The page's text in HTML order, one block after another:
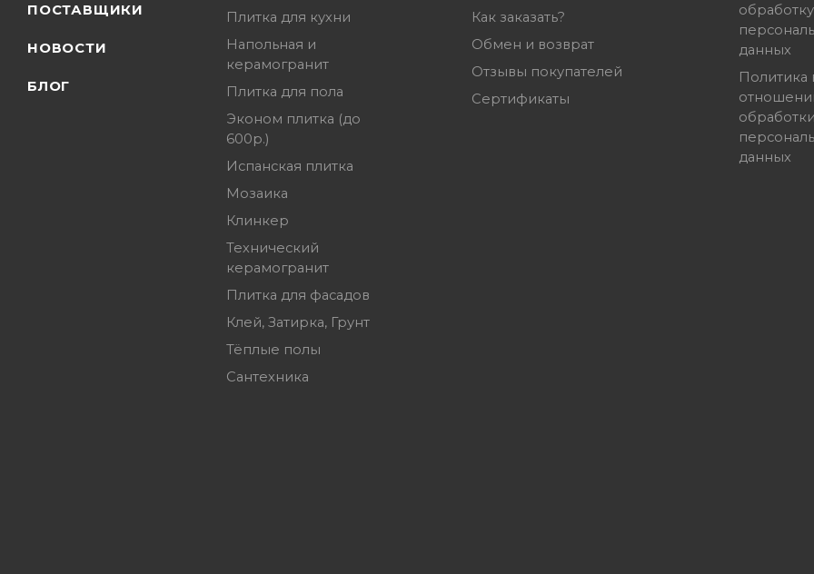
ПОСТАВЩИКИ
НОВОСТИ
БЛОГ
Плитка для кухни
Напольная и
керамогранит
Плитка для пола
Эконом плитка (до
600р.)
Испанская плитка
Мозаика
Клинкер
Технический
керамогранит
Плитка для фасадов
Клей, Затирка, Грунт
Тёплые полы
Сантехника
Как заказать?
Обмен и возврат
Отзывы покупателей
Сертификаты
обработку
данных
Политика
обработки
данных